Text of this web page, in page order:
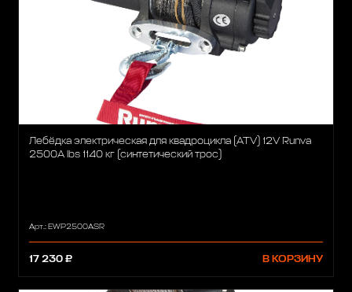
Лебёдка электрическая для квадроцикла (ATV) 12V Runva
2500A lbs 1140 кг (синтетический трос)
Арт.: EWP2500ASR
17 230 ₽ В КОРЗИНУ